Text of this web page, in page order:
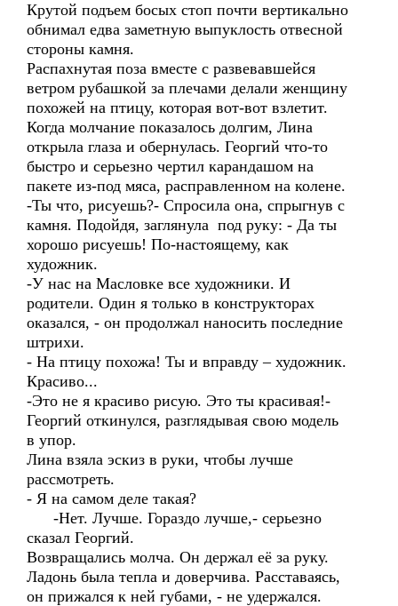
Крутой подъем босых стоп почти вертикально
обнимал едва заметную выпуклость отвесной
стороны камня.
Распахнутая поза вместе с развевавшейся
ветром рубашкой за плечами делали женщину
похожей на птицу, которая вот-вот взлетит.
Когда молчание показалось долгим, Лина
открыла глаза и обернулась. Георгий что-то
быстро и серьезно чертил карандашом на
пакете из-под мяса, расправленном на колене.
-Ты что, рисуешь?- Спросила она, спрыгнув с
камня. Подойдя, заглянула под руку: - Да ты
хорошо рисуешь! По-настоящему, как
художник.
-У нас на Масловке все художники. И
родители. Один я только в конструкторах
оказался, - он продолжал наносить последние
штрихи.
- На птицу похожа! Ты и вправду – художник.
Красиво...
-Это не я красиво рисую. Это ты красивая!-
Георгий откинулся, разглядывая свою модель
в упор.
Лина взяла эскиз в руки, чтобы лучше
рассмотреть.
- Я на самом деле такая?
-Нет. Лучше. Гораздо лучше,- серьезно
сказал Георгий.
Возвращались молча. Он держал её за руку.
Ладонь была тепла и доверчива. Расставаясь,
он прижался к ней губами, - не удержался.